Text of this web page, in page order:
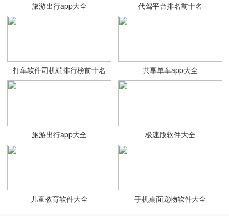
旅游出行app大全 代驾平台排名前十名
打车软件司机端排行榜前十名 共享单车app大全
旅游出行app大全 极速版软件大全
儿童教育软件大全 手机桌面宠物软件大全